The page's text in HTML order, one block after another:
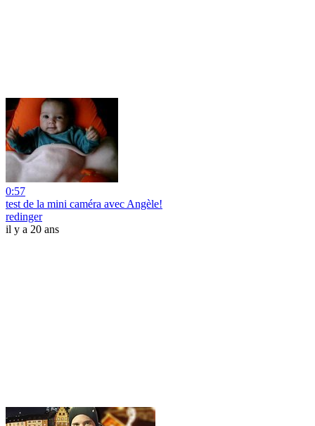
0:57
test de la mini caméra avec Angèle!
redinger
il y a 20 ans